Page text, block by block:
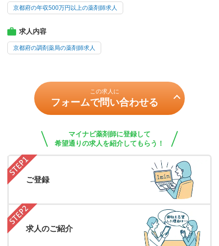
京都府の年収500万円以上の薬剤師求人
求人内容
京都府の調剤薬局の薬剤師求人
この求人に
フォームで問い合わせる
マイナビ薬剤師に登録して
希望通りの求人を紹介してもらう！
ご登録
求人のご紹介